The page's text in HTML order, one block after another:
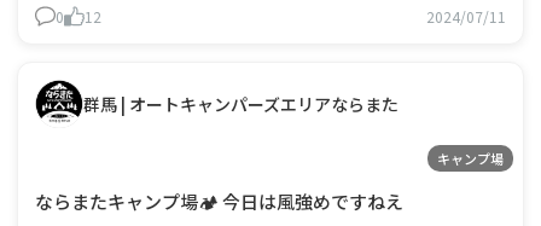
0 12 2024/07/11
群馬 | オートキャンパーズエリアならまた
キャンプ場
ならまたキャンプ場🏕️ 今日は風強めですねえ